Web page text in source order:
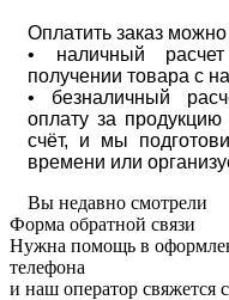
Оплатить заказ
• наличный
получении товара с
• безналичный
оплату за
счёт, и мы
времени или
Вы недавно смотрели
Форма обратной связи
Нужна помощь в
телефона
и наш оператор свяжется